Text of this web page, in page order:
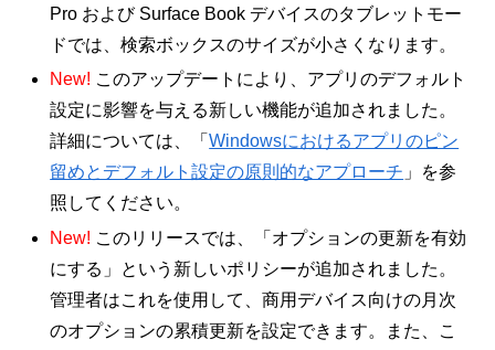
Pro および Surface Book デバイスのタブレットモー
ドでは、検索ボックスのサイズが小さくなります。
New! このアップデートにより、アプリのデフォルト
設定に影響を与える新しい機能が追加されました。
詳細については、「Windowsにおけるアプリのピン
留めとデフォルト設定の原則的なアプローチ 」を参
照してください。
New! このリリースでは、「オプションの更新を有効
にする」という新しいポリシーが追加されました。
管理者はこれを使用して、商用デバイス向けの月次
のオプションの累積更新を設定できます。また、こ